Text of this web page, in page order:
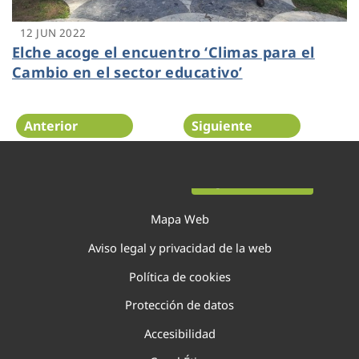
12 JUN 2022
Elche acoge el encuentro ‘Climas para el
Cambio en el sector educativo’
Anterior Siguiente
Mapa Web
Aviso legal y privacidad de la web
Política de cookies
Protección de datos
Accesibilidad